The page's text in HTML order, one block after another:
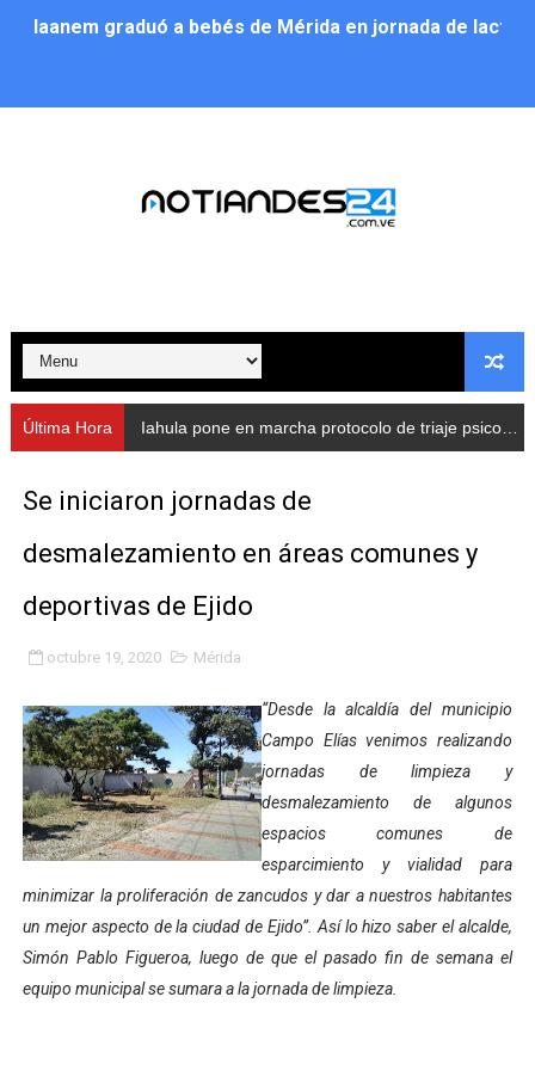
Iaanem graduó a bebés de Mérida en jornada de
Alcalde Nelson Álvarez llevó jornada recreativa a la
Nevado Gas optimiza servicio residencial en la
Balance semestral impulsa inclusión y atención a
Plan Vacacional Comunitario “Ríe 2026” recorre las
Alcaldía del Municipio Libertador realizó una jornada
Fundacite Mérida dicta taller gratuito de electrónica
INN-Mérida celebró el Lacto grado para promover el
Impulsan plan estratégico de seguridad ciudadana
Mérida impulsa desarrollo económico con taller de
Fomficc consolida alianzas e impulsa la economía
Niños de Estudiantes de Mérida sembraron 110
Corposalud y Secretaría Social fortalecen la atención
Inicia el plan vacacional Venezuela Renace en el
Entregan planta eléctrica para fortalecer la atención
Última Hora Iahula pone en marcha protocolo de triaje psicosocial para atender a rescatistas
Se iniciaron jornadas de
desmalezamiento en áreas comunes y
deportivas de Ejido
octubre 19, 2020 Mérida
“Desde la alcaldía del municipio
Campo Elías venimos realizando
jornadas de limpieza y
desmalezamiento de algunos
espacios comunes de
esparcimiento y vialidad para
minimizar la proliferación de zancudos y dar a nuestros habitantes
un mejor aspecto de la ciudad de Ejido”. Así lo hizo saber el alcalde,
Simón Pablo Figueroa, luego de que el pasado fin de semana el
equipo municipal se sumara a la jornada de limpieza.